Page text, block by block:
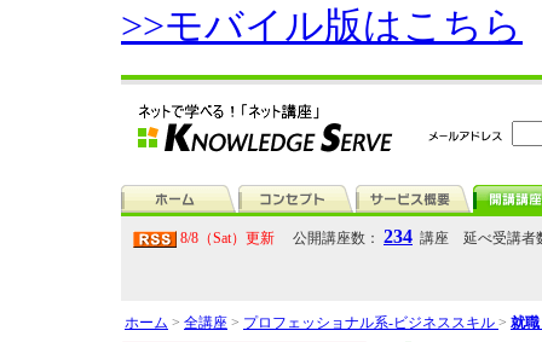
>>モバイル版はこちら
8/8（Sat）更新 公開講座数： 234 講座 延べ受講者
ホーム > 全講座 > プロフェッショナル系-ビジネススキル > 就職